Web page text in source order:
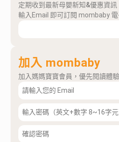
定期收到最新母嬰新知&優惠資訊
輸入Email 即可訂閱 mombaby 電
加入 mombaby
加入媽媽寶寶會員，優先閱讀體